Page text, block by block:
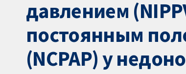
давлением
постоянным
(NCPAP) у